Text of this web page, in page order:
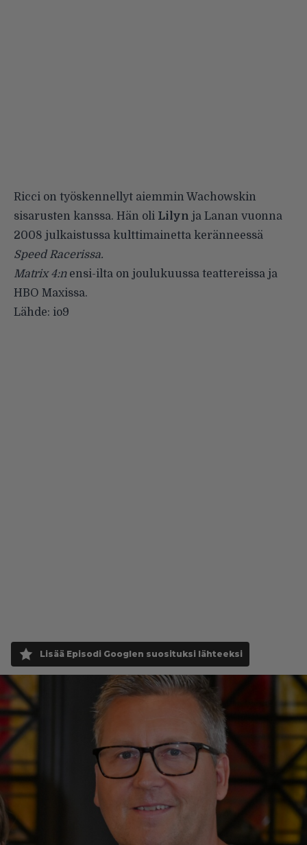
Ricci on työskennellyt aiemmin Wachowskin
sisarusten kanssa. Hän oli Lilyn ja Lanan vuonna
2008 julkaistussa kulttimainetta keränneessä
Speed Racerissa.
Matrix 4:nensi-ilta on joulukuussa teattereissa ja
HBO Maxissa.
Lähde: io9
Lisää Episodi Googlen suosituksi lähteeksi